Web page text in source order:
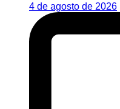
4 de agosto de 2026